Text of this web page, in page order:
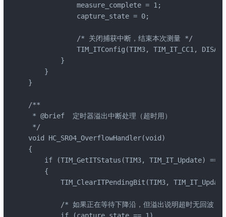
            measure_complete = 1;
            capture_state = 0;
            /* 关闭捕获中断，结束本次测量 */
TIM_ITConfig(TIM3, TIM_IT_CC1,
        }
    }
}
/**
* @brief  定时器溢出中断处理（超时用）
*/
void HC_SR04_OverflowHandler(void)
{
if (TIM_GetITStatus(TIM3, TIM_IT_Update) ==
    {
TIM_ClearITPendingBit(TIM3,
        /* 如果正在等待下降沿，但溢出说明超时无回波 */